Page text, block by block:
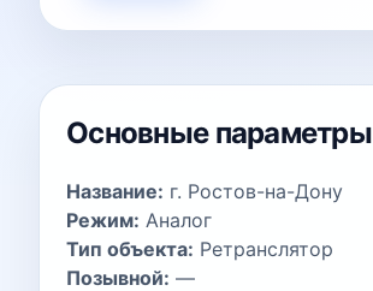
Основные параметры
Название: г. Ростов-на-Дону
Режим: Аналог
Тип объекта: Ретранслятор
Позывной: —